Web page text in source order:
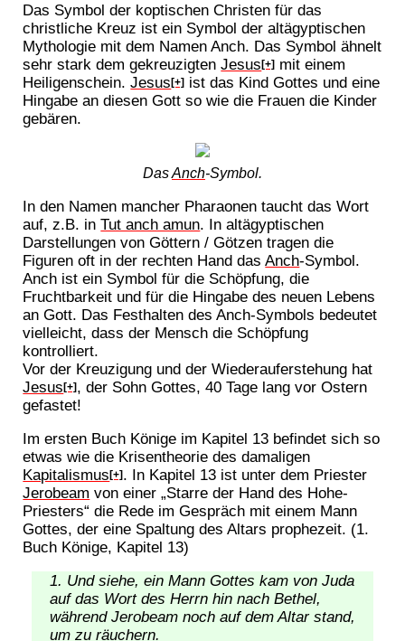
Das Symbol der koptischen Christen für das
christliche Kreuz ist ein Symbol der altägyptischen
Mythologie mit dem Namen Anch. Das Symbol ähnelt
sehr stark dem gekreuzigtenJesus[+] mit einem
Heiligenschein.Jesus[+] ist das Kind Gottes und eine
Hingabe an diesen Gott so wie die Frauen die Kinder
gebären.
DasAnch-Symbol.
In den Namen mancher Pharaonen taucht das Wort
auf, z.B. inTut anch amun. In altägyptischen
Darstellungen von Göttern / Götzen tragen die
Figuren oft in der rechten Hand dasAnch-Symbol.
Anch ist ein Symbol für die Schöpfung, die
Fruchtbarkeit und für die Hingabe des neuen Lebens
an Gott. Das Festhalten des Anch-Symbols bedeutet
vielleicht, dass der Mensch die Schöpfung
kontrolliert.
Vor der Kreuzigung und der Wiederauferstehung hat
Jesus[+], der Sohn Gottes, 40 Tage lang vor Ostern
gefastet!
Im ersten Buch Könige im Kapitel 13 befindet sich so
etwas wie die Krisentheorie des damaligen
Kapitalismus[+] . In Kapitel 13 ist unter dem Priester
Jerobeam von einer „Starre der Hand des Hohe-
Priesters“ die Rede im Gespräch mit einem Mann
Gottes, der eine Spaltung des Altars prophezeit. (1.
Buch Könige, Kapitel 13)
Und siehe, ein Mann Gottes kam von Juda
auf das Wort des Herrn hin nach Bethel,
während Jerobeam noch auf dem Altar stand,
um zu räuchern.